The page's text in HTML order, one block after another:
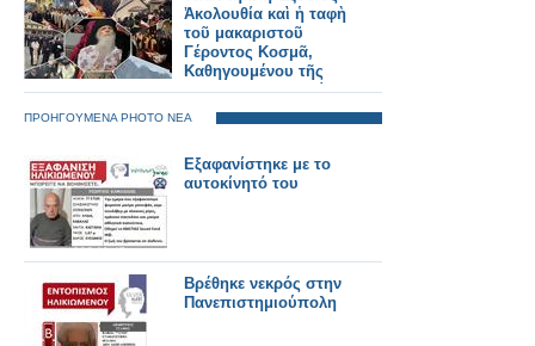
Ἀκολουθία καὶ ἡ ταφὴ
τοῦ μακαριστοῦ
Γέροντος Κοσμᾶ,
Καθηγουμένου τῆς
Ἱερᾶς Μονῆς Στομίου
Κονίτσης
ΠΡΟΗΓΟΥΜΕΝΑ PHOTO ΝΕΑ
Εξαφανίστηκε με το
αυτοκίνητό του
Βρέθηκε νεκρός στην
Πανεπιστημιούπολη